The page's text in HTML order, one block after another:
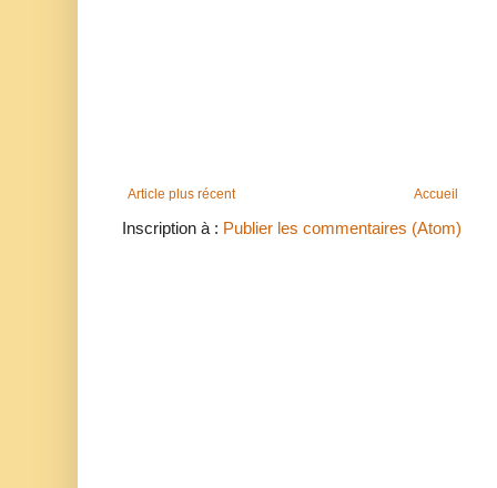
Article plus récent Accueil
Inscription à : Publier les commentaires (Atom)